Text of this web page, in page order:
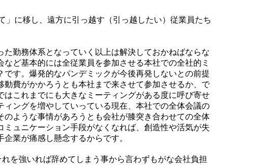
に移し、遠方に引っ越す（引っ越したい）従業員たち
勤務体系となっていく以上は解決しておかねばならな
ど基本的には全従業員を参加させる本社での全社的ミ
す。爆発的なパンデミックが今後再発しないとの前提
費がかかろうとも本社まで来させて参加させるか、で
これまでにも大きなミーティングがある度に呼び寄せ
ングを増やしていっている現在、本社での全体会議の
ような事情があろうとも会社が膝突き合わせての全体
ュニケーション手段がなくなれば、創造性や活気が失
業が痛感し懸念するからです。
を強いれば辞めてしまう事から言わずもがな会社負担